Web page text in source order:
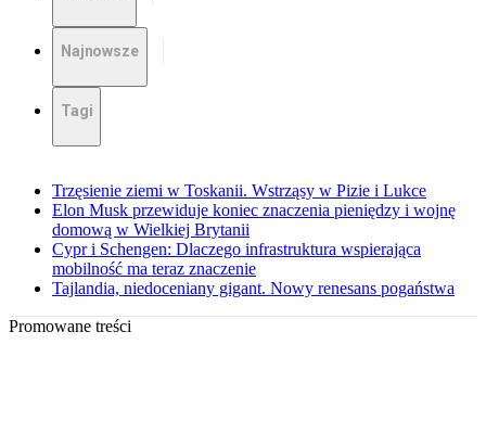
Najnowsze
Tagi
Trzęsienie ziemi w Toskanii. Wstrząsy w Pizie i Lukce
Elon Musk przewiduje koniec znaczenia pieniędzy i wojnę
domową w Wielkiej Brytanii
Cypr i Schengen: Dlaczego infrastruktura wspierająca
mobilność ma teraz znaczenie
Tajlandia, niedoceniany gigant. Nowy renesans pogaństwa
Promowane treści